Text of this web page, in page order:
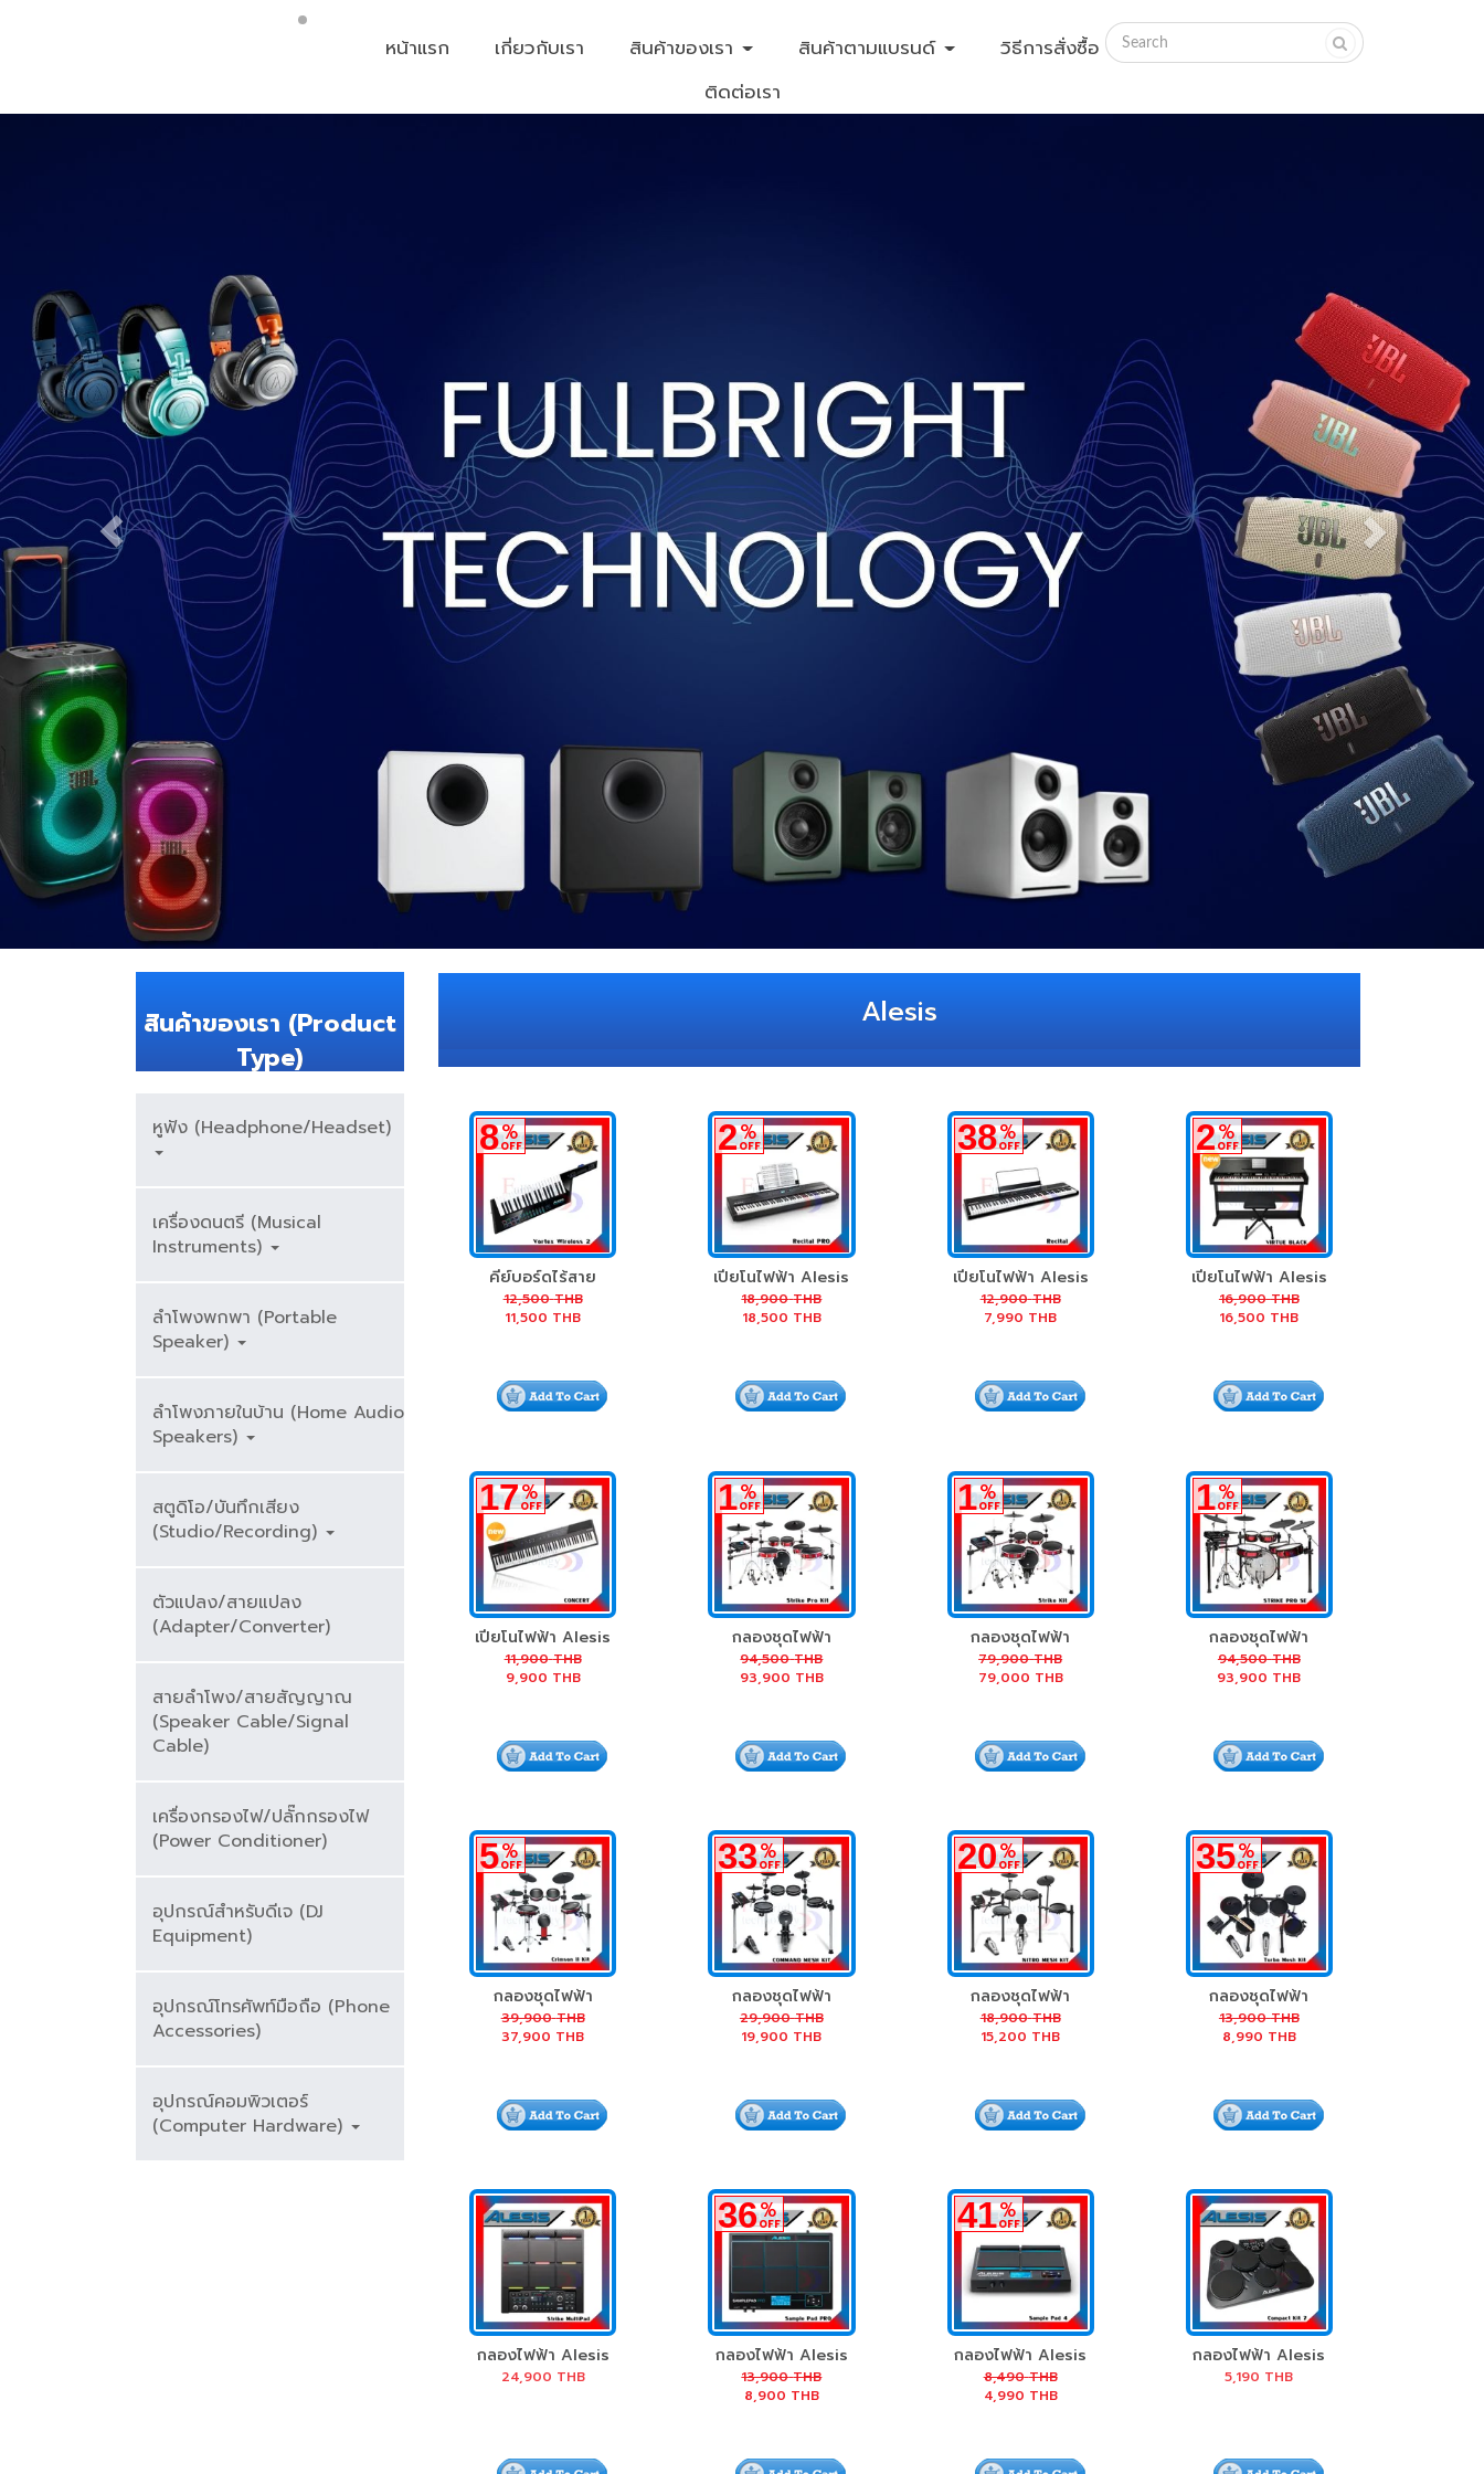
หน้าแรก เกี่ยวกับเรา สินค้าของเรา สินค้าตามแบรนด์
วิธีการสั่งซื้อ
ติดต่อเรา
สินค้าของเรา (Product
Type)
หูฟัง (Headphone/Headset)
เครื่องดนตรี (Musical
Instruments)
ลำโพงพกพา (Portable
Speaker)
ลำโพงภายในบ้าน (Home Audio
Speakers)
สตูดิโอ/บันทึกเสียง
(Studio/Recording)
ตัวแปลง/สายแปลง
(Adapter/Converter)
สายลำโพง/สายสัญญาณ
(Speaker Cable/Signal
Cable)
เครื่องกรองไฟ/ปลั๊กกรองไฟ
(Power Conditioner)
อุปกรณ์สำหรับดีเจ (DJ
Equipment)
อุปกรณ์โทรศัพท์มือถือ (Phone
Accessories)
อุปกรณ์คอมพิวเตอร์
(Computer Hardware)
Alesis
8%
OFF
คีย์บอร์ดไร้สาย
Alesis Vortex
Wireless 2
12,500 THB
11,500 THB
2%
OFF
เปียโนไฟฟ้า Alesis
Recital Pro
18,900 THB
18,500 THB
38%
OFF
เปียโนไฟฟ้า Alesis
Recital
12,900 THB
7,990 THB
2%
OFF
เปียโนไฟฟ้า Alesis
Virtue
16,900 THB
16,500 THB
17%
OFF
เปียโนไฟฟ้า Alesis
Concert
11,900 THB
9,900 THB
1%
OFF
กลองชุดไฟฟ้า
Alesis Strike Pro
Kit
94,500 THB
93,900 THB
1%
OFF
กลองชุดไฟฟ้า
Alesis Strike Kit
79,900 THB
79,000 THB
1%
OFF
กลองชุดไฟฟ้า
Alesis Strike Pro
Special Edition
94,500 THB
93,900 THB
5%
OFF
กลองชุดไฟฟ้า
Alesis Crimson II
Kit
39,900 THB
37,900 THB
33%
OFF
กลองชุดไฟฟ้า
Alesis Command
Mesh Kit
29,900 THB
19,900 THB
20%
OFF
กลองชุดไฟฟ้า
Alesis Nitro Mesh
Kit
18,900 THB
15,200 THB
35%
OFF
กลองชุดไฟฟ้า
Alesis Turbo
Mesh Kit
13,900 THB
8,990 THB
กลองไฟฟ้า Alesis
Strike Multipad
24,900 THB
36%
OFF
กลองไฟฟ้า Alesis
SamplePad Pro
13,900 THB
8,900 THB
41%
OFF
กลองไฟฟ้า Alesis
SamplePad 4
8,490 THB
4,990 THB
กลองไฟฟ้า Alesis
CompactKit 7
5,190 THB